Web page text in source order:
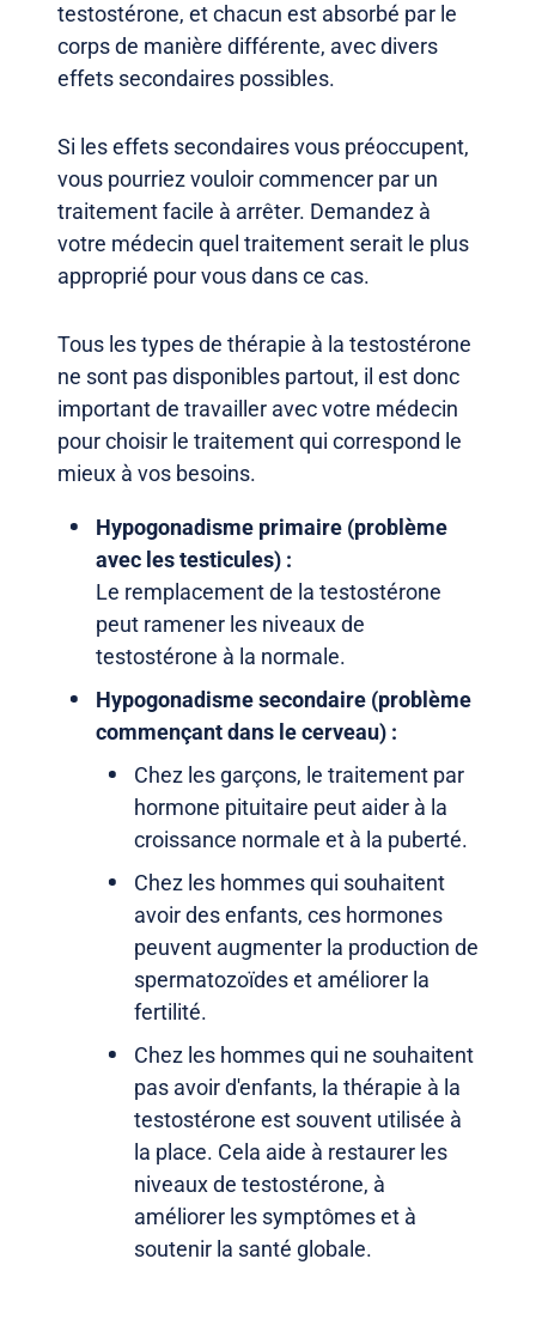
testostérone, et chacun est absorbé par le
corps de manière différente, avec divers
effets secondaires possibles.
Si les effets secondaires vous préoccupent,
vous pourriez vouloir commencer par un
traitement facile à arrêter. Demandez à
votre médecin quel traitement serait le plus
approprié pour vous dans ce cas.
Tous les types de thérapie à la testostérone
ne sont pas disponibles partout, il est donc
important de travailler avec votre médecin
pour choisir le traitement qui correspond le
mieux à vos besoins.
Hypogonadisme primaire (problème
avec les testicules) :
Le remplacement de la testostérone
peut ramener les niveaux de
testostérone à la normale.
Hypogonadisme secondaire (problème
commençant dans le cerveau) :
Chez les garçons, le traitement par
hormone pituitaire peut aider à la
croissance normale et à la puberté.
Chez les hommes qui souhaitent
avoir des enfants, ces hormones
peuvent augmenter la production de
spermatozoïdes et améliorer la
fertilité.
Chez les hommes qui ne souhaitent
pas avoir d'enfants, la thérapie à la
testostérone est souvent utilisée à
la place. Cela aide à restaurer les
niveaux de testostérone, à
améliorer les symptômes et à
soutenir la santé globale.